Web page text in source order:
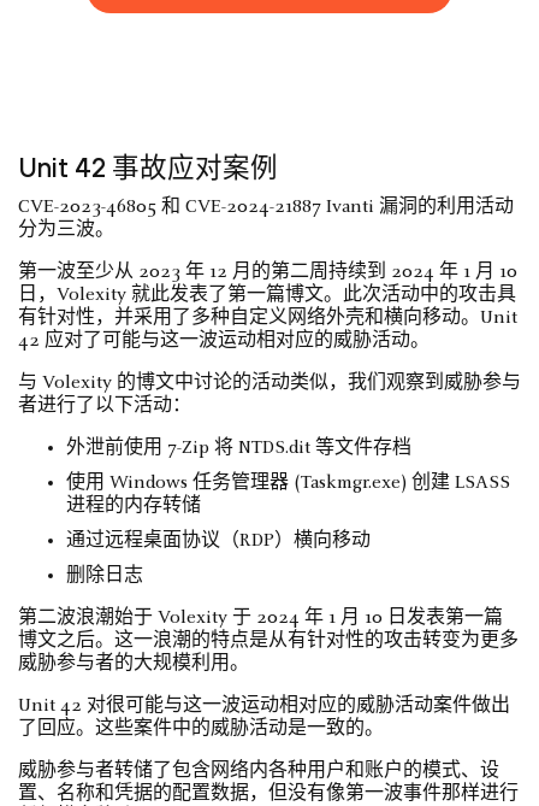
Unit 42 事故应对案例
CVE-2023-46805 和 CVE-2024-21887 Ivanti 漏洞的利用活动
分为三波。
第一波至少从 2023 年 12 月的第二周持续到 2024 年 1 月 10
日，Volexity 就此发表了第一篇博文。此次活动中的攻击具
有针对性，并采用了多种自定义网络外壳和横向移动。Unit
42 应对了可能与这一波运动相对应的威胁活动。
与 Volexity 的博文中讨论的活动类似，我们观察到威胁参与
者进行了以下活动：
外泄前使用 7-Zip 将 NTDS.dit 等文件存档
使用 Windows 任务管理器 (Taskmgr.exe) 创建 LSASS
进程的内存转储
通过远程桌面协议（RDP）横向移动
删除日志
第二波浪潮始于 Volexity 于 2024 年 1 月 10 日发表第一篇
博文之后。这一浪潮的特点是从有针对性的攻击转变为更多
威胁参与者的大规模利用。
Unit 42 对很可能与这一波运动相对应的威胁活动案件做出
了回应。这些案件中的威胁活动是一致的。
威胁参与者转储了包含网络内各种用户和账户的模式、设
置、名称和凭据的配置数据，但没有像第一波事件那样进行